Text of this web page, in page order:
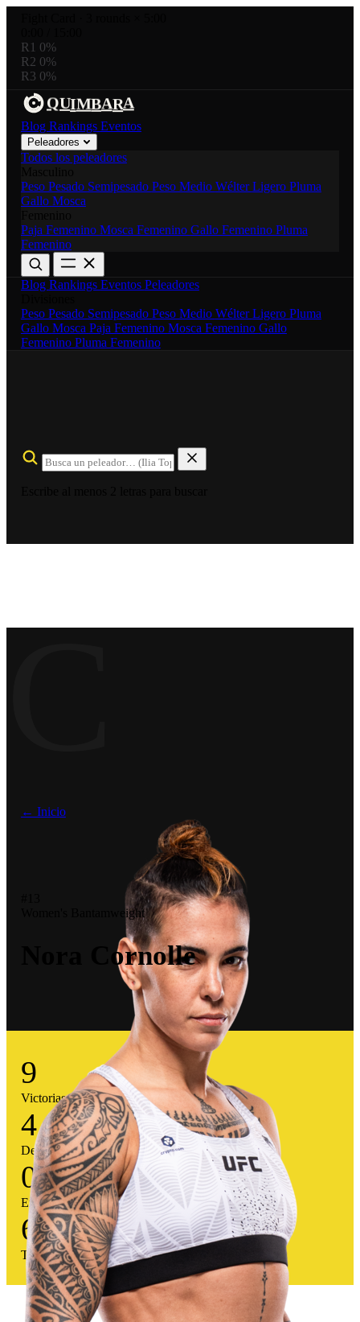
R1 0%
R2 0%
R3 0%
QUIMBARA
Blog Rankings Eventos
Peleadores
Todos los peleadores
Peso Pesado Semipesado Peso Medio WélterLigero Pluma
Gallo Mosca
Paja Femenino Mosca Femenino Gallo Femenino Pluma
Femenino
Blog Rankings Eventos Peleadores
Peso Pesado Semipesado Peso Medio WélterLigero Pluma
Gallo Mosca Paja Femenino Mosca Femenino Gallo
Femenino Pluma Femenino
← Inicio
Women's Bantamweight
Nora Cornolle
9
Victorias
4
Derrotas
0
Empates
69%
Tasa victoria